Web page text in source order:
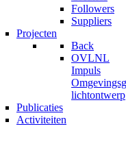
Followers
Suppliers
Projecten
Back
OVLNL
Impuls
lichtontwerp
Publicaties
Activiteiten